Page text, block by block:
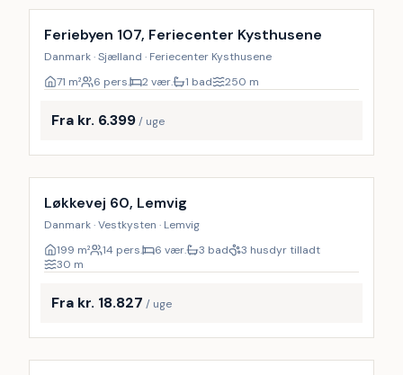
Feriebyen 107, Feriecenter Kysthusene
Danmark · Sjælland · Feriecenter Kysthusene
71 m² 6 pers. 2 vær. 1 bad 250 m
Fra kr. 6.399/ uge
Inkl. rengøring
Løkkevej 60, Lemvig
Danmark · Vestkysten · Lemvig
199 m² 14 pers. 6 vær. 3 bad
3 husdyr tilladt
30 m
Fra kr. 18.827 / uge